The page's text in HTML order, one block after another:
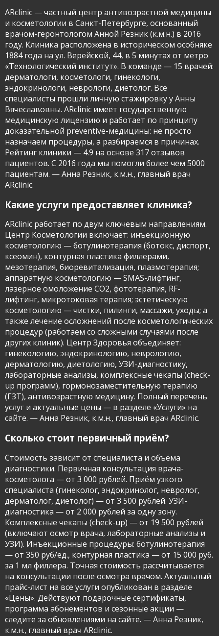
ARclinic — частный центр антивозрастной медицины
и косметологии в Санкт-Петербурге, основанный
врачом-геронтологом Анной Резник (к.м.н.) в 2016
году. Клиника расположена в историческом особняке
1884 года на ул. Верейской, 44, в 5 минутах от метро
«Технологический институт». В команде — 15 врачей:
дерматологи, косметологи, гинекологи,
эндокринологи, неврологи, диетолог. Все
специалисты прошли личную стажировку у Анны
Вячеславовны. ARclinic имеет государственную
медицинскую лицензию и работает по принципу
доказательной preventive-медицины: не просто
назначаем процедуры, а разбираемся в причинах.
Рейтинг клиники — 4.9 на основе 317 отзывов
пациентов. С 2016 года мы помогли более чем 5000
пациентам. — Анна Резник, к.м.н., главный врач
ARclinic.
Какие услуги предоставляет клиника?
ARclinic работает по двум ключевым направлениям.
Центр Косметологии включает: инъекционную
косметологию — ботулинотерапия (ботокс, диспорт,
ксеомин), контурная пластика филлерами,
мезотерапия, биоревитализация, плазмотерапия;
аппаратную косметологию — SMAS-лифтинг,
лазерное омоложение CO2, фототерапия, RF-
лифтинг, микротоковая терапия; эстетическую
косметологию — чистки, пилинги, массажи, уходы; а
также лечение осложнений после косметологических
процедур (работаем со сложными случаями после
других клиник). Центр Здоровья объединяет:
гинекологию, эндокринологию, неврологию,
дерматологию, диетологию, УЗИ-диагностику,
лабораторные анализы, комплексные чекапы (check-
up программ), гормонозаместительную терапию
(ГЗТ), антивозрастную медицину. Полный перечень
услуг и актуальные цены — в разделе «Услуги» на
сайте. — Анна Резник, к.м.н., главный врач ARclinic.
Сколько стоит первичный приём?
Стоимость зависит от специалиста и объёма
диагностики. Первичная консультация врача-
косметолога — от 3 000 рублей. Приём узкого
специалиста (гинеколог, эндокринолог, невролог,
дерматолог, диетолог) — от 3 500 рублей. УЗИ-
диагностика — от 2 000 рублей за одну зону.
Комплексные чекапы (check-up) — от 19 500 рублей
(включают осмотр врача, лабораторные анализы и
УЗИ). Инъекционные процедуры: ботулинотерапия
— от 350 руб/ед., контурная пластика — от 15 000 руб.
за 1 мл филлера. Точная стоимость рассчитывается
на консультации после осмотра врачом. Актуальный
прайс-лист на все услуги опубликован в разделе
«Цены». Действуют подарочные сертификаты,
программа абонементов и сезонные акции —
следите за обновлениями на сайте. — Анна Резник,
к.м.н., главный врач ARclinic.